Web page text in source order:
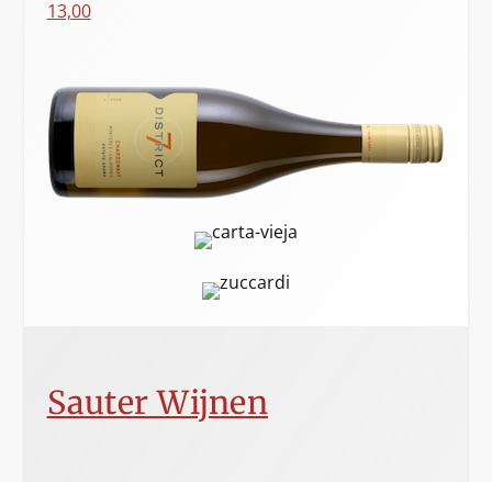
13,00
Sauter Wijnen